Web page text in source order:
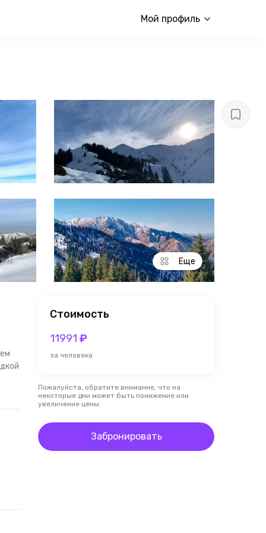
Мой профиль
Еще
Стоимость
11991 ₽
за человека
Пожалуйста, обратите внимание, что на
некоторые дни может быть понижение или
увеличение цены.
Забронировать